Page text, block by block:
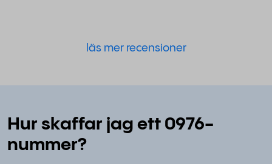
läs mer recensioner
Hur skaffar jag ett 0976-
nummer?